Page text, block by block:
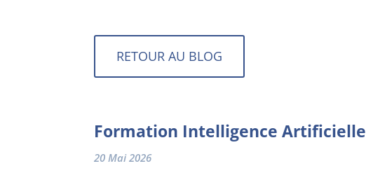
RETOUR AU BLOG
Formation Intelligence Artificielle
20 Mai 2026